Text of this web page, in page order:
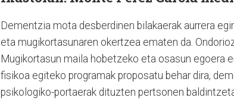
Dementzia mota desberdinen bilakaerak aurrera
eta mugikortasunaren okertzea ematen da.
Mugikortasun maila hobetzeko eta osasun egoera
fisikoa egiteko programak proposatu behar dira,
psikologiko-portaerak dituzten pertsonen